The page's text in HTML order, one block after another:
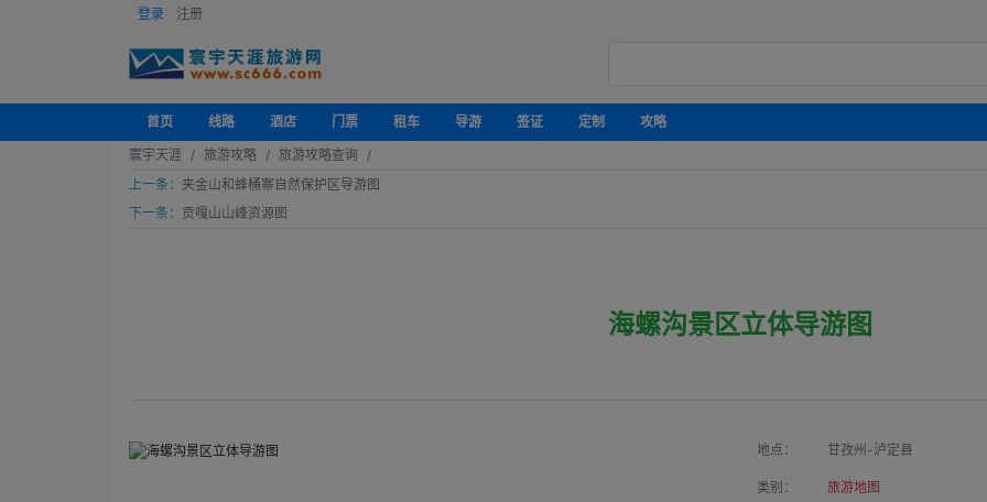
登录 注册
首页 线路 酒店 门票 租车 导游 签证 定制
攻略
寰宇天涯
旅游攻略
旅游攻略查询
上一条： 夹金山和蜂桶寨自然保护区导游图
下一条： 贡嘎山山峰资源图
海螺沟景区立体导游图
地点： 甘孜州-泸定县
类别： 旅游地图